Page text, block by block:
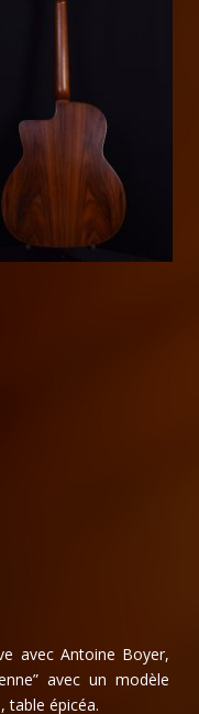
avec Antoine Boyer,
avec un modèle
table épicéa.